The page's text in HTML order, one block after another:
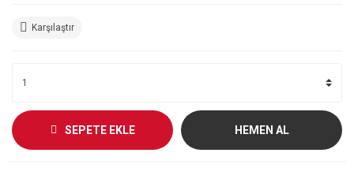
Karşılaştır
SEPETE EKLE HEMEN AL